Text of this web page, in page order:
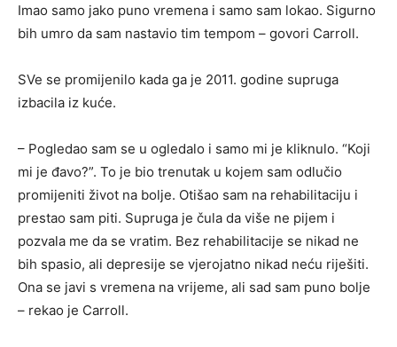
Imao samo jako puno vremena i samo sam lokao. Sigurno
bih umro da sam nastavio tim tempom – govori Carroll.
SVe se promijenilo kada ga je 2011. godine supruga
izbacila iz kuće.
– Pogledao sam se u ogledalo i samo mi je kliknulo. “Koji
mi je đavo?”. To je bio trenutak u kojem sam odlučio
promijeniti život na bolje. Otišao sam na rehabilitaciju i
prestao sam piti. Supruga je čula da više ne pijem i
pozvala me da se vratim. Bez rehabilitacije se nikad ne
bih spasio, ali depresije se vjerojatno nikad neću riješiti.
Ona se javi s vremena na vrijeme, ali sad sam puno bolje
– rekao je Carroll.